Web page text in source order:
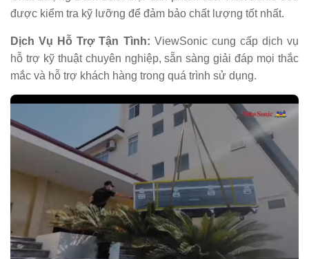
được kiểm tra kỹ lưỡng để đảm bảo chất lượng tốt nhất.
Dịch Vụ Hỗ Trợ Tận Tình: ViewSonic cung cấp dịch vụ
hỗ trợ kỹ thuật chuyên nghiệp, sẵn sàng giải đáp mọi thắc
mắc và hỗ trợ khách hàng trong quá trình sử dụng.